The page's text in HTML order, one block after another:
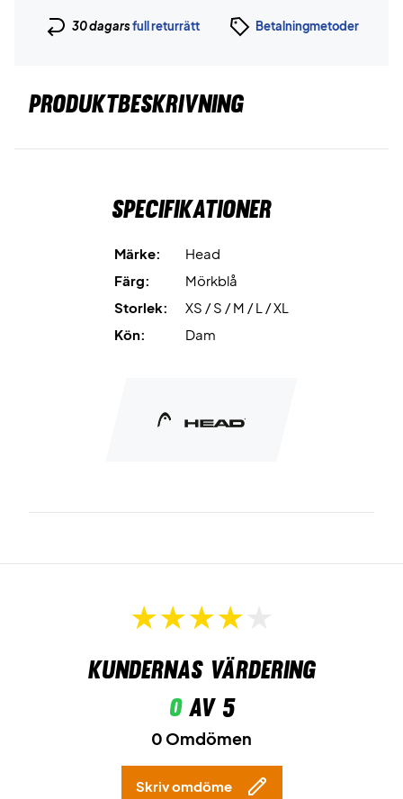
30 dagarsfull returrätt Betalningmetoder
PRODUKTBESKRIVNING
Specifikationer
Märke:
Head
Färg:
Mörkblå
Storlek:
XS / S / M / L / XL
Kön:
Dam
Kundernas värdering
0av 5
0 Omdömen
Skriv omdöme